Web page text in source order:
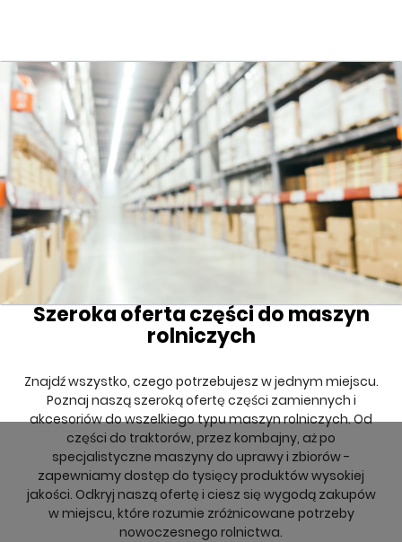
Szeroka oferta części do maszyn
rolniczych
Znajdź wszystko, czego potrzebujesz w jednym miejscu.
Poznaj naszą szeroką ofertę części zamiennych i
akcesoriów do wszelkiego typu maszyn rolniczych. Od
części do traktorów, przez kombajny, aż po
specjalistyczne maszyny do uprawy i zbiorów -
zapewniamy dostęp do tysięcy produktów wysokiej
jakości. Odkryj naszą ofertę i ciesz się wygodą zakupów
w miejscu, które rozumie zróżnicowane potrzeby
nowoczesnego rolnictwa.